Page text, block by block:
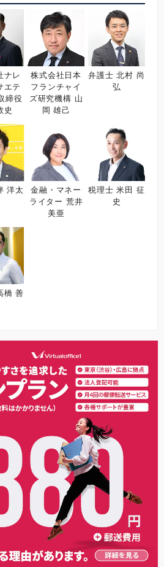
ナレ
エテ
締役
史
株式会社日本
フランチャイ
ズ研究機構 山
岡 雄己
弁護士 北村 尚
弘
洋太
金融・マネー
ライター 荒井
美亜
税理士 米田 征
史
橋 善